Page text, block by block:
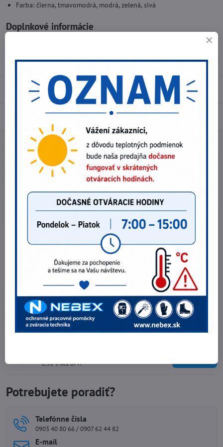
Farba: čierna, tmavomodrá, modrá, zelená, sivá
Doplnkové informácie
Typ: Šiltovky
Recenzie 0
0
Facebook Twitter Bluesky Pinterest Reddit LinkedIn
Nasledujúci produkt
Najpredávanejšie produkty v tejto
kategórii
Kukla Cerva DANGAR
13,22 €
10,75 €bez DPH
Zobraziť
Čiapka CXS KULICH
3,08 €
2,50 €bez DPH
Do košíka
2,52 €bez DPH
Potrebujete poradiť?
Telefónne čísla
0903 40 80 66 / 0907 62 44 82
E-mail